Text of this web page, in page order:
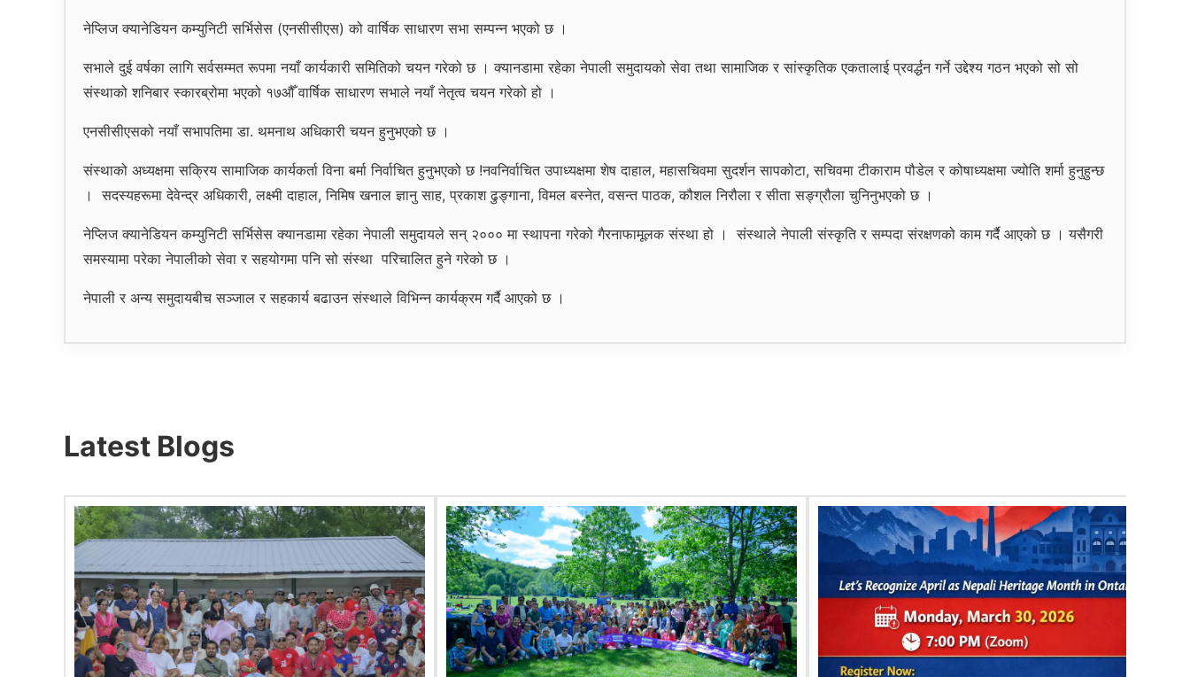
नेप्लिज क्यानेडियन कम्युनिटी सर्भिसेस (एनसीसीएस) को वार्षिक साधारण सभा सम्पन्न भएको छ ।
सभाले दुई वर्षका लागि सर्वसम्मत रूपमा नयाँ कार्यकारी समितिको चयन गरेको छ । क्यानडामा रहेका नेपाली समुदायको सेवा तथा सामाजिक र सांस्कृतिक एकतालाई प्रवर्द्धन गर्ने उद्देश्य गठन भएको सो सो
संस्थाको शनिबार स्कारब्रोमा भएको १७औँ वार्षिक साधारण सभाले नयाँ नेतृत्व चयन गरेको हो ।
एनसीसीएसको नयाँ सभापतिमा डा. थमनाथ अधिकारी चयन हुनुभएको छ ।
संस्थाको अध्यक्षमा सक्रिय सामाजिक कार्यकर्ता विना बर्मा निर्वाचित हुनुभएको छ !नवनिर्वाचित उपाध्यक्षमा शेष दाहाल, महासचिवमा सुदर्शन सापकोटा, सचिवमा टीकाराम पौडेल र कोषाध्यक्षमा ज्योति शर्मा हुनुहुन्छ
। सदस्यहरूमा देवेन्द्र अधिकारी, लक्ष्मी दाहाल, निमिष खनाल ज्ञानु साह, प्रकाश ढुङ्गाना, विमल बस्नेत, वसन्त पाठक, कौशल निरौला र सीता सङ्ग्रौला चुनिनुभएको छ ।
नेप्लिज क्यानेडियन कम्युनिटी सर्भिसेस क्यानडामा रहेका नेपाली समुदायले सन् २००० मा स्थापना गरेको गैरनाफामूलक संस्था हो । संस्थाले नेपाली संस्कृति र सम्पदा संरक्षणको काम गर्दै आएको छ । यसैगरी
समस्यामा परेका नेपालीको सेवा र सहयोगमा पनि सो संस्था परिचालित हुने गरेको छ ।
नेपाली र अन्य समुदायबीच सञ्जाल र सहकार्य बढाउन संस्थाले विभिन्न कार्यक्रम गर्दै आएको छ ।
Latest Blogs